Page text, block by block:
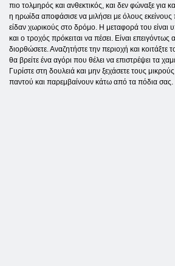
πιο τολμηρός και ανθεκτικός, και δεν φώναξε
η ηρωίδα αποφάσισε να μιλήσει με όλους
είδαν χωρικούς στο δρόμο. Η μεταφορά του είναι
και ο τροχός πρόκειται να πέσει. Είναι επειγόντως
διορθώσετε. Αναζητήστε την περιοχή και κοιτάξτε
θα βρείτε ένα αγόρι που θέλει να επιστρέψει τα
Γυρίστε στη δουλειά και μην ξεχάσετε τους
παντού και παρεμβαίνουν κάτω από τα πόδια σας.